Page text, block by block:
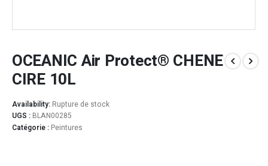
OCEANIC Air Protect® CHENE
CIRE 10L
Availability: Rupture de stock
UGS : BLAN00285
Catégorie : Peintures